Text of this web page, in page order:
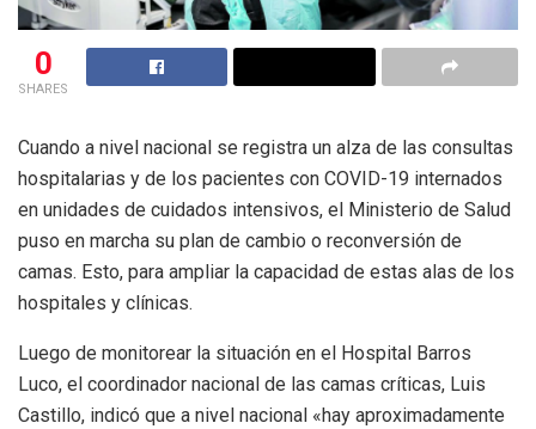
0
SHARES
Cuando a nivel nacional se registra un alza de las consultas
hospitalarias y de los pacientes con COVID-19 internados
en unidades de cuidados intensivos, el Ministerio de Salud
puso en marcha su plan de cambio o reconversión de
camas. Esto, para ampliar la capacidad de estas alas de los
hospitales y clínicas.
Luego de monitorear la situación en el Hospital Barros
Luco, el coordinador nacional de las camas críticas, Luis
Castillo, indicó que a nivel nacional «hay aproximadamente